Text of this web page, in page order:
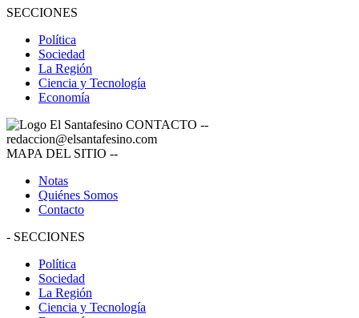
SECCIONES
Política
Sociedad
La Región
Ciencia y Tecnología
Economía
CONTACTO --
redaccion@elsantafesino.com
MAPA DEL SITIO --
Notas
Quiénes Somos
Contacto
- SECCIONES
Política
Sociedad
La Región
Ciencia y Tecnología